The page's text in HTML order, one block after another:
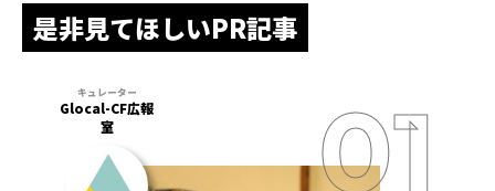
是非見てほしいPR記事
Glocal-CF広報
室